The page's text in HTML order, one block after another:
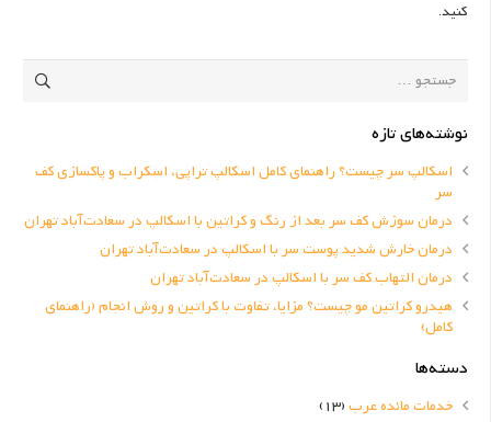
نوشته‌های تازه
اسکالپ سر چیست؟ راهنمای کامل اسکالپ تراپی، اسکراب و پاکسازی کف
سر
درمان سوزش کف سر بعد از رنگ و کراتین با اسکالپ در سعادت‌آباد تهران
درمان خارش شدید پوست سر با اسکالپ در سعادت‌آباد تهران
درمان التهاب کف سر با اسکالپ در سعادت‌آباد تهران
هیدرو کراتین مو چیست؟ مزایا، تفاوت با کراتین و روش انجام (راهنمای
کامل)
دسته‌ها
خدمات مائده عرب(13)
کنید.